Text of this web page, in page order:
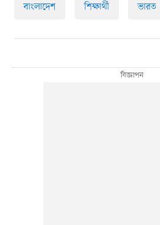
বাংলাদেশ শিক্ষার্থী ভারত